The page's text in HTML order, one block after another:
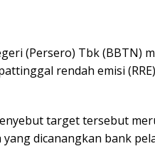
(Persero) Tbk (BBTN)
rendah emisi
target tersebut
dicanangkan bank